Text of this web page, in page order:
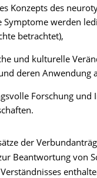
Konzepts des
Symptome werden
betrachtet),
und kulturelle
deren Anwendung
Forschung und
der
Beantwortung von